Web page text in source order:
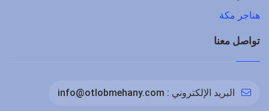
هناجر مكة
تواصل معنا
البريد الإلكتروني : info@otlobmehany.com